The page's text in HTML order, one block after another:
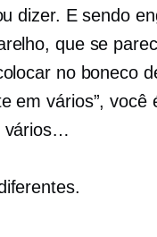
dizer. E sendo
que se
no boneco
em vários”, você
vários…